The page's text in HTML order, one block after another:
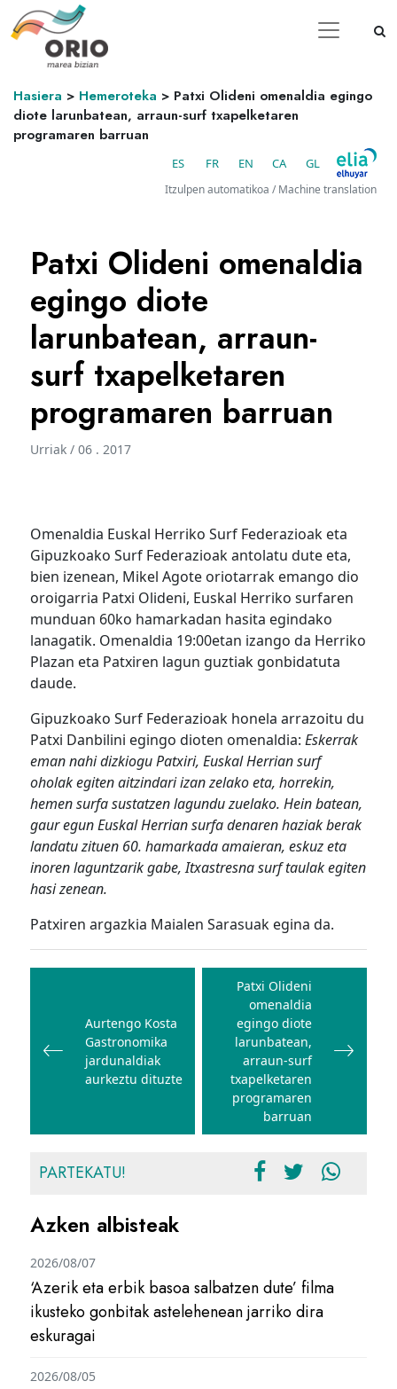
Hasiera > Hemeroteka > Patxi Olideni omenaldia egingo
diote larunbatean, arraun-surf txapelketaren
programaren barruan
ES FR EN CA GL
Itzulpen automatikoa / Machine translation
Patxi Olideni omenaldia
egingo diote
larunbatean, arraun-
surf txapelketaren
programaren barruan
Urriak / 06 . 2017
Omenaldia Euskal Herriko Surf Federazioak eta
Gipuzkoako Surf Federazioak antolatu dute eta,
bien izenean, Mikel Agote oriotarrak emango dio
oroigarria Patxi Olideni, Euskal Herriko surfaren
munduan 60ko hamarkadan hasita egindako
lanagatik. Omenaldia 19:00etan izango da Herriko
Plazan eta Patxiren lagun guztiak gonbidatuta
daude.
Gipuzkoako Surf Federazioak honela arrazoitu du
Patxi Danbilini egingo dioten omenaldia:Eskerrak
eman nahi dizkiogu Patxiri, Euskal Herrian surf
oholak egiten aitzindari izan zelako eta, horrekin,
hemen surfa sustatzen lagundu zuelako. Hein batean,
gaur egun Euskal Herrian surfa denaren haziak berak
landatu zituen 60. hamarkada amaieran, eskuz eta
inoren laguntzarik gabe, Itxastresna surf taulak egiten
hasi zenean.
Patxiren argazkia Maialen Sarasuak egina da.
Bidalketetan
nabigatuAurtengo Kosta
Gastronomika
jardunaldiak
aurkeztu dituzte
Patxi Olideni
omenaldia
egingo diote
larunbatean,
arraun-surf
txapelketaren
programaren
barruan
PARTEKATU!
Azken albisteak
‘Azerik eta erbik basoa salbatzen dute’ filma
ikusteko gonbitak astelehenean jarriko dira
eskuragai
2026/08/07
2026/08/05